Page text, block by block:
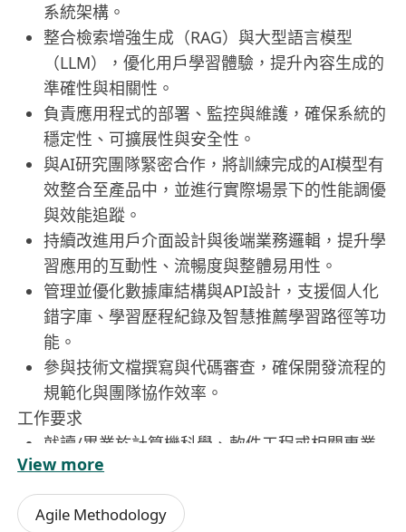
系統架構。
整合檢索增強生成（RAG）與大型語言模型
（LLM），優化用戶學習體驗，提升內容生成的
準確性與相關性。
負責應用程式的部署、監控與維護，確保系統的
穩定性、可擴展性與安全性。
與AI研究團隊緊密合作，將訓練完成的AI模型有
效整合至產品中，並進行實際場景下的性能調優
與效能追蹤。
持續改進用戶介面設計與後端業務邏輯，提升學
習應用的互動性、流暢度與整體易用性。
管理並優化數據庫結構與API設計，支援個人化
錯字庫、學習歷程紀錄及智慧推薦學習路徑等功
能。
參與技術文檔撰寫與代碼審查，確保開發流程的
規範化與團隊協作效率。
工作要求
就讀/畢業於計算機科學、軟件工程或相關專業
本科以上學位。
熟悉全棧開發技術，前端掌握JavaScript及主流
框架如React.js或Vue.js；後端熟練使用
View more
Agile Methodology